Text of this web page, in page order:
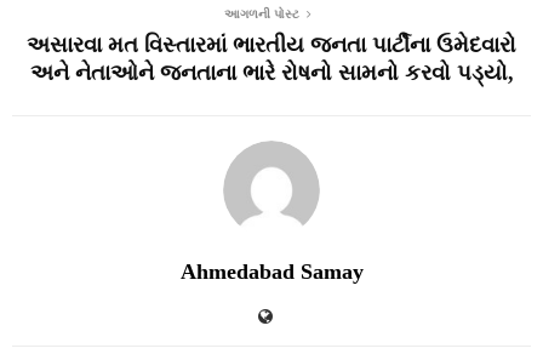
આગળની પોસ્ટ
અસારવા મત વિસ્તારમાં ભારતીય જનતા પાર્ટીના ઉમેદવારો
અને નેતાઓને જનતાના ભારે રોષનો સામનો કરવો પડ્યો,
Ahmedabad Samay